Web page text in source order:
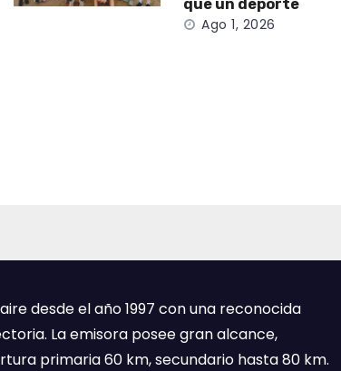
que un deporte
Ago 1, 2026
desde el año 1997 con una reconocida
La emisora posee gran alcance,
primaria 60 km, secundario hasta 80 km.